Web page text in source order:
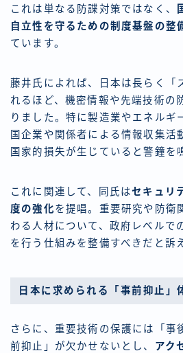
これは単なる防諜対策ではなく、
自立性を守るための制度基盤の整
ています。
藤井氏によれば、日本は長らく「
れるほど、機密情報や先端技術の
りました。特に製造業やエネルギ
国企業や関係者による情報収集活
国家的損失が生じていると警鐘を
これに関連して、同氏はセキュリ
度の強化を提唱。重要研究や防衛
わる人材について、政府レベルで
を行う仕組みを整備すべきだと訴
日本に求められる「事前抑止」
さらに、重要技術の保護には「事
前抑止」が欠かせないとし、 アク